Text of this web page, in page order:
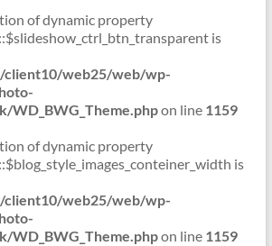
of dynamic property
is
web25/web/wp-
WD_BWG_Theme.phpon line 1159
of dynamic property
is
web25/web/wp-
WD_BWG_Theme.phpon line 1159